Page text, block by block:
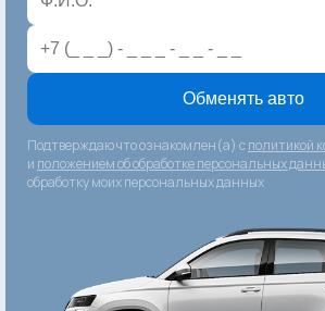
Обменять авто
Подтверждаю что ознакомлен(а) сполитикой
и положением об обработке персональных
обработку моих персональных данных